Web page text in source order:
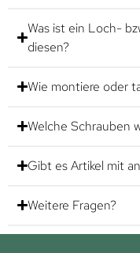
Was ist ein Loch-
diesen?
Wie montiere oder
Welche Schrauben
Gibt es Artikel mit
Weitere Fragen?